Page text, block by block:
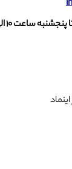
ساعت ۱۰ الی ۱۹